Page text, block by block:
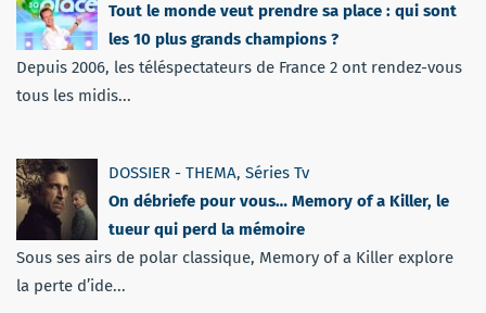
Tout le monde veut prendre sa place : qui sont
les 10 plus grands champions ?
Depuis 2006, les téléspectateurs de France 2 ont rendez-vous
tous les midis...
DOSSIER - THEMA, Séries Tv
On débriefe pour vous… Memory of a Killer, le
tueur qui perd la mémoire
Sous ses airs de polar classique, Memory of a Killer explore
la perte d’ide...